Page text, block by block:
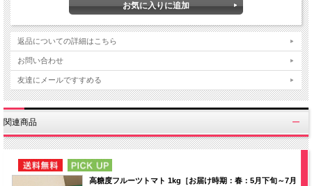
返品についての詳細はこちら
お問い合わせ
友達にメールですすめる
関連商品
NEW
高糖度フルーツトマト 1kg［お届け時期：春：5月下旬～7月